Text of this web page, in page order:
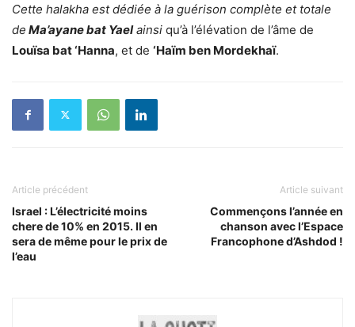
Cette halakha est dédiée à la guérison complète et totale
de Ma’ayane bat Yaelainsi qu’à l’élévation de l’âme de
Louïsa bat ‘Hanna, et de ‘Haïm ben Mordekhaï.
Article précédent
Israel : L’électricité moins
chere de 10% en 2015. Il en
sera de même pour le prix de
l’eau
Article suivant
Commençons l’année en
chanson avec l’Espace
Francophone d’Ashdod !